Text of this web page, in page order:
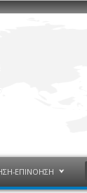
ΕΠΙΝΟΗΣΗ